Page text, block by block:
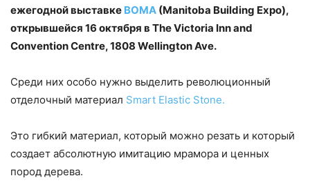
ежегодной выставке BOMA (Manitoba Building Expo),
открывшейся 16 октября в The Victoria Inn and
Convention Centre, 1808 Wellington Ave.
Среди них особо нужно выделить революционный
отделочный материал Smart Elastic Stone.
Это гибкий материал, который можно резать и который
создает абсолютную имитацию мрамора и ценных
пород дерева.